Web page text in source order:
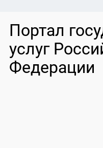
Портал
услуг
Федерации